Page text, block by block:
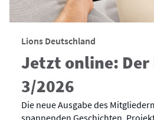
Lions Deutschland
Jetzt online: Der
3/2026
Die neue Ausgabe des
spannenden Geschichten,